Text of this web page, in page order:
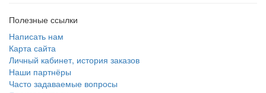
Полезные ссылки
Написать нам
Карта сайта
Личный кабинет, история заказов
Наши партнёры
Часто задаваемые вопросы